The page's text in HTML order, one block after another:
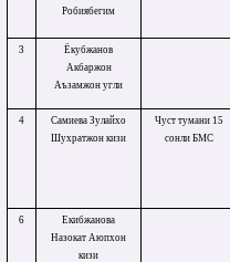
Робиябегим
3
Ёкубжанов
Акбаржон
Аъзамжон угли
4
Самиева Зулайхо
Шухратжон кизи
Чуст тумани 15
сонли БМС
6
Екибжанова
Назокат Аюпхон
кизи